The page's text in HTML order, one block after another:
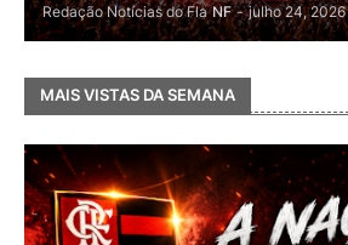
Redação Notícias do Fla NF - julho 24, 2026
MAIS VISTAS DA SEMANA